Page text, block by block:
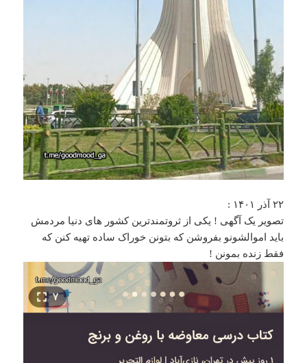
۲۲ آذر ۱۴۰۱ :
تصویر یک آگهی ! یکی از ثروتمندترین کشور های دنیا مردمش
باید اموالشونو بفروشن که بتونن خوراک ساده تهیه کنن که
فقط زنده بمونن !